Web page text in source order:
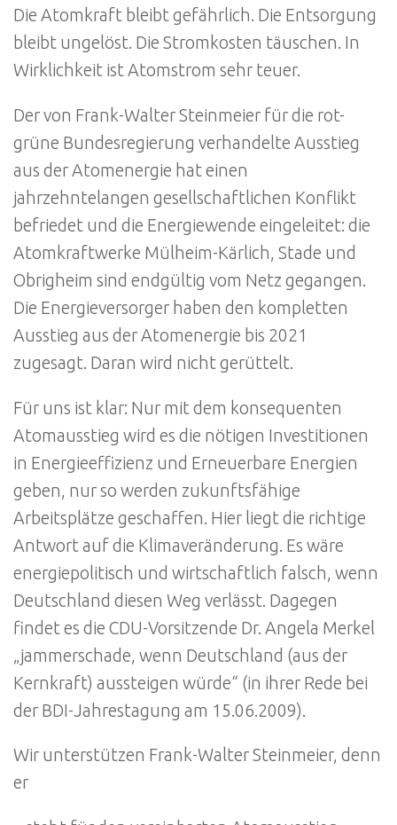
Die Atomkraft bleibt gefährlich. Die Entsorgung
bleibt ungelöst. Die Stromkosten täuschen. In
Wirklichkeit ist Atomstrom sehr teuer.
Der von Frank-Walter Steinmeier für die rot-
grüne Bundesregierung verhandelte Ausstieg
aus der Atomenergie hat einen
jahrzehntelangen gesellschaftlichen Konflikt
befriedet und die Energiewende eingeleitet: die
Atomkraftwerke Mülheim-Kärlich, Stade und
Obrigheim sind endgültig vom Netz gegangen.
Die Energieversorger haben den kompletten
Ausstieg aus der Atomenergie bis 2021
zugesagt. Daran wird nicht gerüttelt.
Für uns ist klar: Nur mit dem konsequenten
Atomausstieg wird es die nötigen Investitionen
in Energieeffizienz und Erneuerbare Energien
geben, nur so werden zukunftsfähige
Arbeitsplätze geschaffen. Hier liegt die richtige
Antwort auf die Klimaveränderung. Es wäre
energiepolitisch und wirtschaftlich falsch, wenn
Deutschland diesen Weg verlässt. Dagegen
findet es die CDU-Vorsitzende Dr. Angela Merkel
„jammerschade, wenn Deutschland (aus der
Kernkraft) aussteigen würde“ (in ihrer Rede bei
der BDI-Jahrestagung am 15.06.2009).
Wir unterstützen Frank-Walter Steinmeier, denn
er